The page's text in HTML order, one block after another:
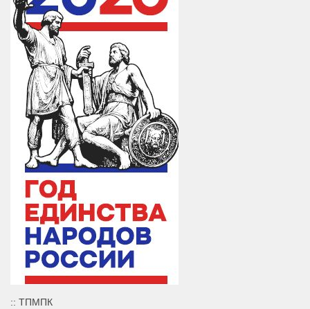
:: ТПМПК